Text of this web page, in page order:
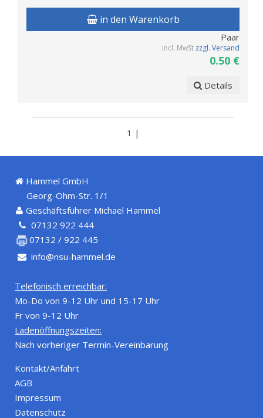
in den Warenkorb
Paar
incl. MwSt zzgl. Versand
0.50 €
Details
1 |
Hammel GmbH
Georg-Ohm-Str. 1/1
Geschäftsführer Michael Hammel
07132 922 444
07132 / 922 445
info@nsu-hammel.de
Telefonisch erreichbar:
Mo-Do von 9-12 Uhr und 15-17 Uhr
Fr von 9-12 Uhr
Ladenöffnungszeiten:
Nach vorheriger Termin-Vereinbarung
Kontakt/Anfahrt
AGB
Impressum
Datenschutz